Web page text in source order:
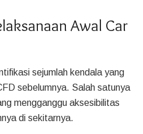
Awal Car
sejumlah kendala yang
sebelumnya. Salah satunya
mengganggu aksesibilitas
di sekitarnya.